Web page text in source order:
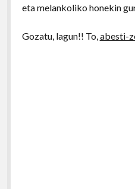
eta melankoliko honekin
Gozatu, lagun!! To,abesti-